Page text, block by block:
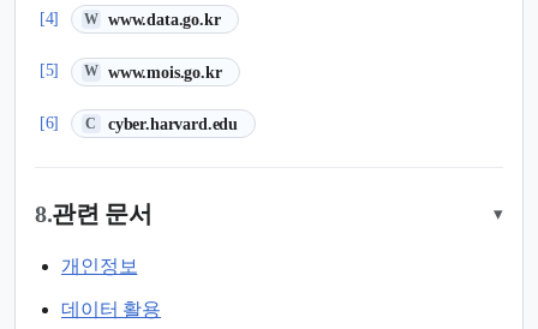
[4] W www.data.go.kr
(새 탭에서 열림)
[5] W www.mois.go.kr
(새 탭에서 열림)
[6] C cyber.harvard.edu
(새 탭에서 열림)
8.관련 문서 ▾
개인정보
데이터 활용